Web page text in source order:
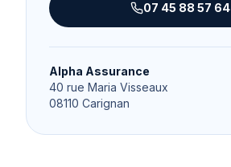
07 45 88 57 64
Alpha Assurance
40 rue Maria Visseaux
08110 Carignan